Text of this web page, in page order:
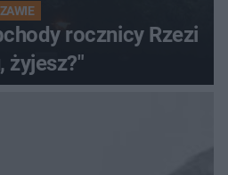
rocznicy Rzezi
żyjesz?"